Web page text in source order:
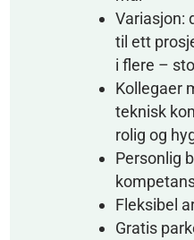
Variasjon:
til ett
i flere –
Kollegaer
teknisk
rolig og
Personlig
Fleksibel
Gratis